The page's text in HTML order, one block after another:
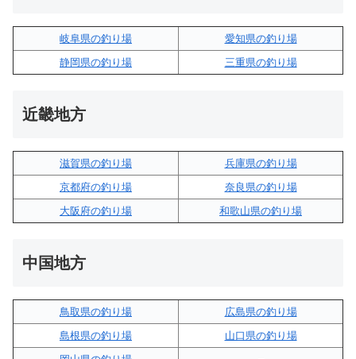
岐阜県の釣り場
愛知県の釣り場
静岡県の釣り場
三重県の釣り場
近畿地方
滋賀県の釣り場
兵庫県の釣り場
京都府の釣り場
奈良県の釣り場
大阪府の釣り場
和歌山県の釣り場
中国地方
鳥取県の釣り場
広島県の釣り場
島根県の釣り場
山口県の釣り場